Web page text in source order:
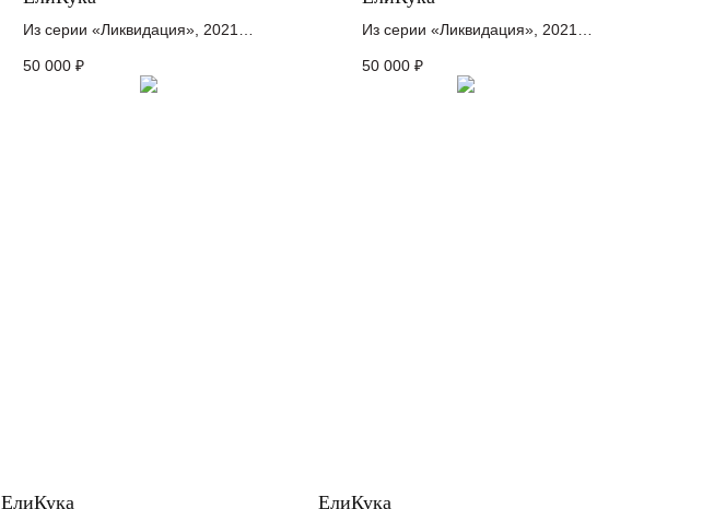
Из серии «Ликвидация», 2021
15 x 4,5 см
50 000 ₽
Из серии «Ликвидация», 2021
20 x 6 см
50 000 ₽
ЕлиКука ЕлиКука